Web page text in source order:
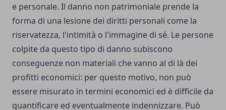
e personale. Il danno non patrimoniale prende la
forma di una lesione dei diritti personali come la
riservatezza, l'intimità o l'immagine di sé. Le persone
colpite da questo tipo di danno subiscono
conseguenze non materiali che vanno al di là dei
profitti economici: per questo motivo, non può
essere misurato in termini economici ed è difficile da
quantificare ed eventualmente indennizzare. Può